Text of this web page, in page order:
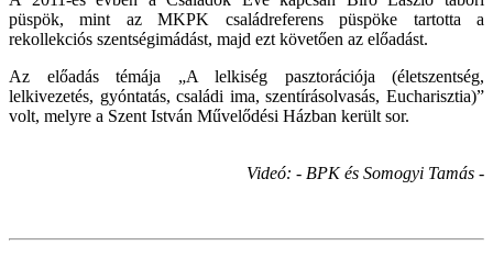
püspök, mint az MKPK családreferens püspöke tartotta a
rekollekciós szentségimádást, majd ezt követően az előadást.
Az előadás témája „A lelkiség pasztorációja (életszentség,
lelkivezetés, gyóntatás, családi ima, szentírásolvasás, Eucharisztia)”
volt, melyre a Szent István Művelődési Házban került sor.
Videó: - BPK és Somogyi Tamás -